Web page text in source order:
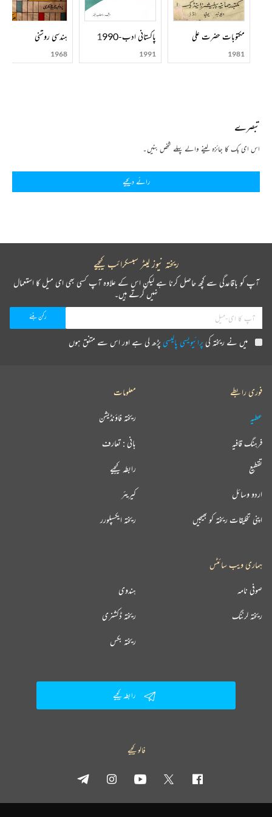
مکتوبات حضرت علی
1981
پاکستانی ادب-1990
1991
ہندسی روشنی
1968
تبصرے
اس ای بک کا جائزہ لینے والے پہلے شخص بنیں۔
رائے دیجیے
ریختہ نیوز لیٹر سبسکرائب کیجیے
آپ کو باقاعدگی سے کچھ حاصل کرنا ہے لیکن اس کے علاوہ آپ کسی بھی ای میل کا استعمال
نہیں کرتے ہیں۔
میں نے ریختہ کیپرائیویسی پالیسیپڑھ لی ہے اور اس سے متفق ہوں
فوری رابطے
عطیہ
فرہنگ قافیہ
تقطیع
اردو وسائل
اپنی تخلیقات ریختہ کو بھیجیں
معلومات
ریختہ فاؤنڈیشن
بانی : تعارف
رابطہ کیجیے
کیریئر
ریختہ ایکسپلورر
ہماری ویب سائٹس
ہندوی صوفی نامہ
ریختہ ڈکشنری ریختہ لرننگ
ریختہ بکس
رابطہ کیجیے
فالو کیجیے